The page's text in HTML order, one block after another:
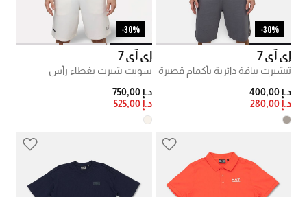
30%-
إي آي 7
تيشيرت بياقة دائرية بأكمام قصيرة
PRICE REDUCED FROM
د.إ 400,00
TO
د.إ 280,00
30%-
إي آي 7
سويت شيرت بغطاء رأس
PRICE REDUCED FROM
د.إ 750,00
د.إ 525,00